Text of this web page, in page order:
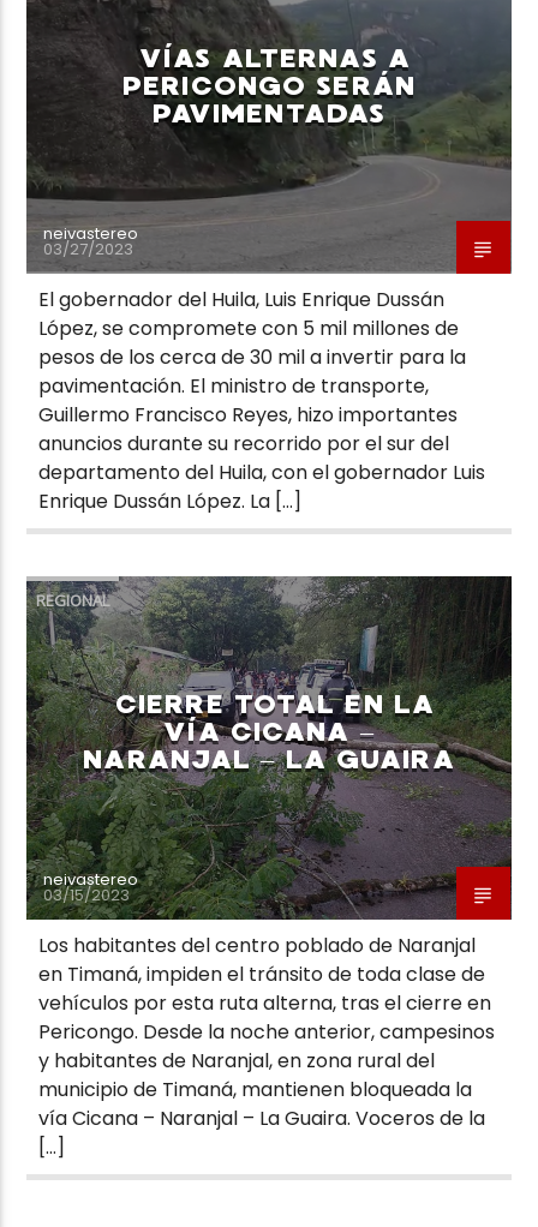
Neiva Estereo
VÍAS ALTERNAS A
PERICONGO SERÁN
PAVIMENTADAS
neivastereo
03/27/2023
El gobernador del Huila, Luis Enrique Dussán
López, se compromete con 5 mil millones de
pesos de los cerca de 30 mil a invertir para la
pavimentación. El ministro de transporte,
Guillermo Francisco Reyes, hizo importantes
anuncios durante su recorrido por el sur del
departamento del Huila, con el gobernador Luis
Enrique Dussán López. La […]
REGIONAL
CIERRE TOTAL EN LA
VÍA CICANA –
NARANJAL – LA GUAIRA
neivastereo
03/15/2023
Los habitantes del centro poblado de Naranjal
en Timaná, impiden el tránsito de toda clase de
vehículos por esta ruta alterna, tras el cierre en
Pericongo. Desde la noche anterior, campesinos
y habitantes de Naranjal, en zona rural del
municipio de Timaná, mantienen bloqueada la
vía Cicana – Naranjal – La Guaira. Voceros de la
[…]